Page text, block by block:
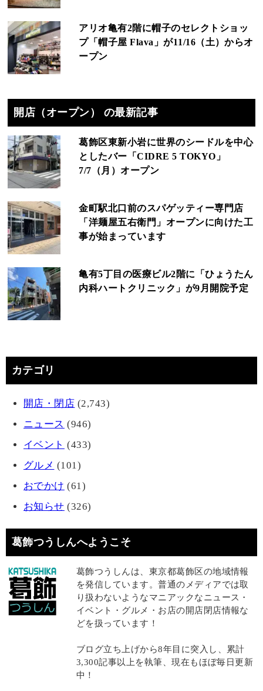
アリオ亀有2階に帽子のセレクトショッ
プ「帽子屋 Flava」が11/16（土）からオ
ープン
開店（オープン） の最新記事
葛飾区東新小岩に世界のシードルを中心
としたバー「CIDRE 5 TOKYO」
7/7（月）オープン
金町駅北口前のスパゲッティー専門店
「洋麺屋五右衛門」オープンに向けた工
事が始まっています
亀有5丁目の医療ビル2階に「ひょうたん
内科ハートクリニック」が9月開院予定
カテゴリ
開店・閉店 (2,743)
ニュース (946)
イベント (433)
グルメ (101)
おでかけ (61)
お知らせ (326)
葛飾つうしんへようこそ
葛飾つうしんは、東京都葛飾区の地域情報
を発信しています。普通のメディアでは取
り扱わないようなマニアックなニュース・
イベント・グルメ・お店の開店閉店情報な
どを扱っています！
ブログ立ち上げから8年目に突入し、累計
3,300記事以上を執筆、現在もほぼ毎日更新
中！